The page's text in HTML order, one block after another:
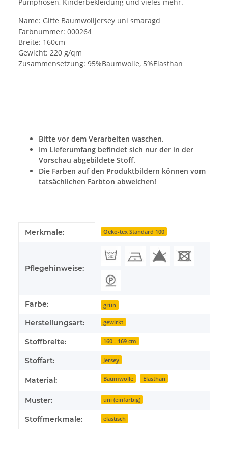
Name: Gitte Baumwolljersey uni smaragd
Farbnummer: 000264
Breite: 160cm
Gewicht: 220 g/qm
Zusammensetzung: 95%Baumwolle, 5%Elasthan
Bitte vor dem Verarbeiten waschen.
Im Lieferumfang befindet sich nur der in der
Vorschau abgebildete Stoff.
Die Farben auf den Produktbildern können vom
tatsächlichen Farbton abweichen!
Produkteigenschaft
Wert
Merkmale: Oeko-tex Standard 100
Pflegehinweise:
Farbe: grün
Herstellungsart: gewirkt
Stoffbreite: 160 - 169 cm
Stoffart: Jersey
Material: Baumwolle Elasthan
Muster: uni (einfarbig)
Stoffmerkmale: elastisch